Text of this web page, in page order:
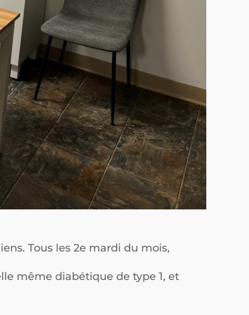
Tous les 2e mardi du mois,
même diabétique de type 1, et